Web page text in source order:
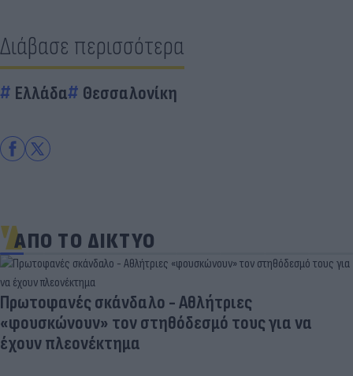
Διάβασε περισσότερα
Ελλάδα Θεσσαλονίκη
ΑΠΟ ΤΟ ΔΙΚΤΥΟ